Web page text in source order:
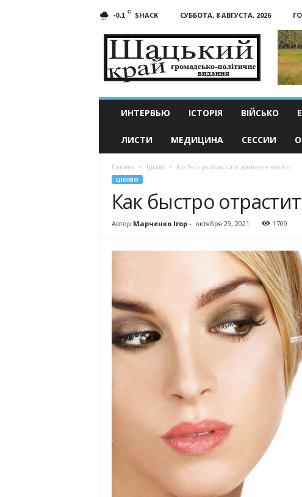
-0.1 C SHACK СУББОТА, 8 АВГУСТА, 2026
край
ИНТЕРВЬЮ ІСТОРІЯ ВІЙСЬКО
ЛИСТИ МЕДИЦИНА СЕССИИ
Головна Цікаво Как быстро отрастить длинные волосы
ЦІКАВО
Как быстро
Автор Марченко Ігор- октября 29, 2021 1709